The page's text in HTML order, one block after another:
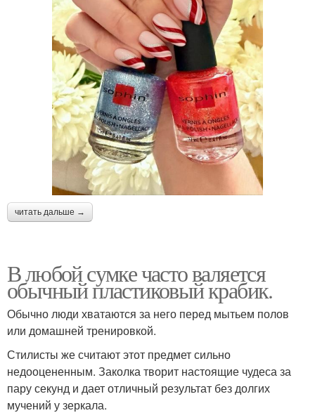
читать дальше →
В любой сумке часто валяется
обычный пластиковый крабик.
Обычно люди хватаются за него перед мытьем полов
или домашней тренировкой.
Стилисты же считают этот предмет сильно
недооцененным. Заколка творит настоящие чудеса за
пару секунд и дает отличный результат без долгих
мучений у зеркала.